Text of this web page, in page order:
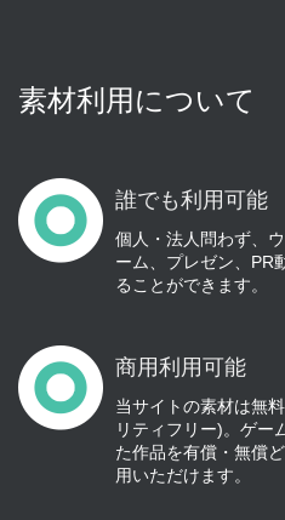
素材利用について
誰でも利用可能
個人・法人問わず、
ーム、プレゼン、PR
ることができます。
商用利用可能
当サイトの素材は無
リティフリー)。ゲー
た作品を有償・無償
用いただけます。